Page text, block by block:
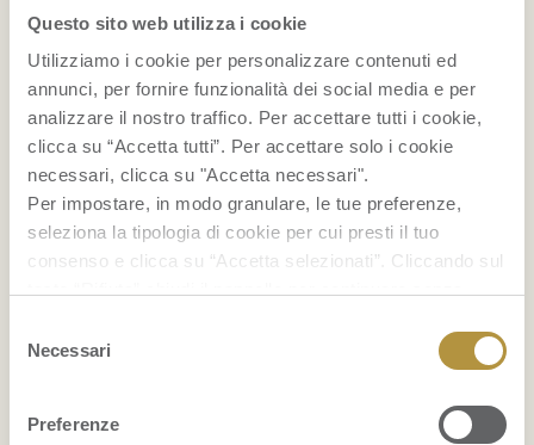
Questo sito web utilizza i cookie
Utilizziamo i cookie per personalizzare contenuti ed
annunci, per fornire funzionalità dei social media e per
analizzare il nostro traffico. Per accettare tutti i cookie,
clicca su “Accetta tutti”. Per accettare solo i cookie
necessari, clicca su "Accetta necessari".
Per impostare, in modo granulare, le tue preferenze,
seleziona la tipologia di cookie per cui presti il tuo
consenso e clicca su “Accetta selezionati”. Cliccando sul
Se vuoi saperne di più clicca
per accedere alla
delNecessari
Preferenze
...
BENESSERE
La frutta fa ingrassare?
Indice glicemico della frutta